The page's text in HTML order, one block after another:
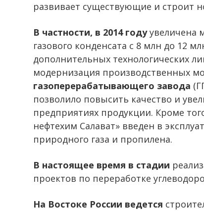
развивает существующие и
В частности, в 2014 годуувеличена
газового конденсата с 8 млн до 12
дополнительных технологических
модернизация производственных
газоперерабатывающего завода
позволило повысить качество и
предприятиях продукции. Кроме
нефтехим Салават» введен в
природного газа и пропилена.
В настоящее время в стадии
проектов по переработке
На Востоке России ведется